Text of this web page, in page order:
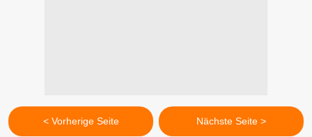
< Vorherige Seite Nächste Seite >